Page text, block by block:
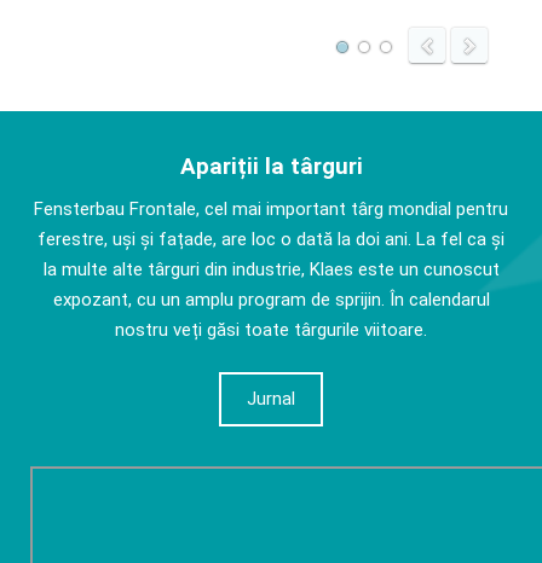
Apariții la târguri
Fensterbau Frontale, cel mai important târg mondial pentru
ferestre, uși și fațade, are loc o dată la doi ani. La fel ca și
la multe alte târguri din industrie, Klaes este un cunoscut
expozant, cu un amplu program de sprijin. În calendarul
nostru veți găsi toate târgurile viitoare.
Jurnal